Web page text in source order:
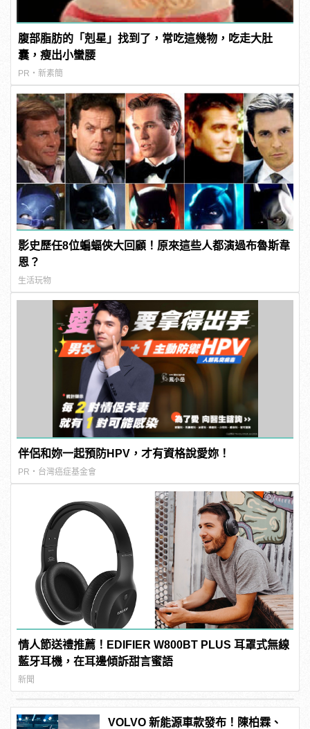
腹部脂肪的「剋星」找到了，常吃這幾物，吃走大肚
囊，瘦出小蠻腰
PR・新素簡
影史歷任8位蝙蝠俠大回顧！原來這些人都演過布魯斯韋
恩？
生活玩物
伴侶和妳一起預防HPV，才有資格說愛妳！
PR・台灣癌症基金會
情人節送禮推薦！EDIFIER W800BT PLUS 耳罩式無線
藍牙耳機，在耳邊傾訴甜言蜜語
新聞
VOLVO 新能源車款發布！陳柏霖、